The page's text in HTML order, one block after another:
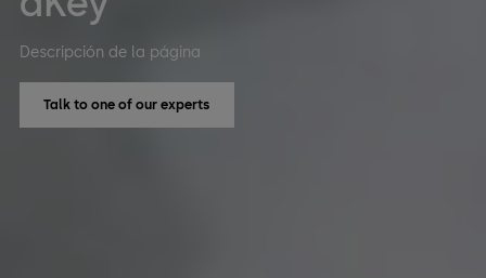
Descripción de la página
Talk to one of our experts